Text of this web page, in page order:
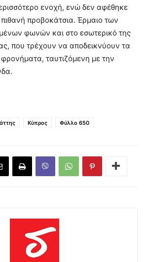
ενοχή, ενώ δεν αφέθηκε
πιθανή προβοκάτσια. Έρμαιο των
φωνών και στο εσωτερικό της
που τρέχουν να αποδεικνύουν τα
ταυτιζόμενη με την
Κύπρος Φύλλο 650